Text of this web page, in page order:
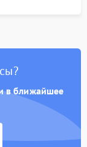
в ближайшее